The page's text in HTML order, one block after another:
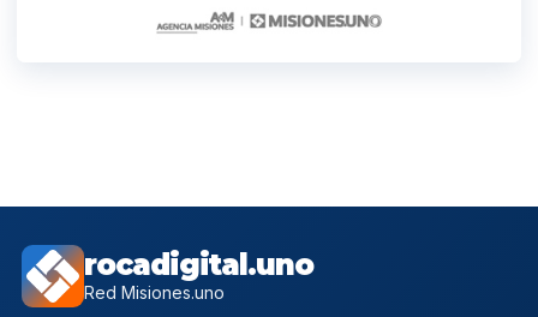
rocadigital.uno
Red Misiones.uno